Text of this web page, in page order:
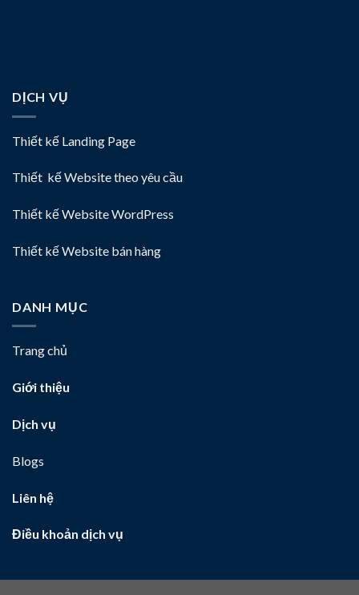
DỊCH VỤ
Thiết kế Landing Page
Thiết kế Website theo yêu cầu
Thiết kế Website WordPress
Thiết kế Website bán hàng
DANH MỤC
Trang chủ
Giới thiệu
Dịch vụ
Blogs
Liên hệ
Điều khoản dịch vụ